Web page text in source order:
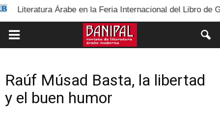
Árabe en la Feria Internacional del Libro de
Raúf Músad Basta, la libertad
y el buen humor